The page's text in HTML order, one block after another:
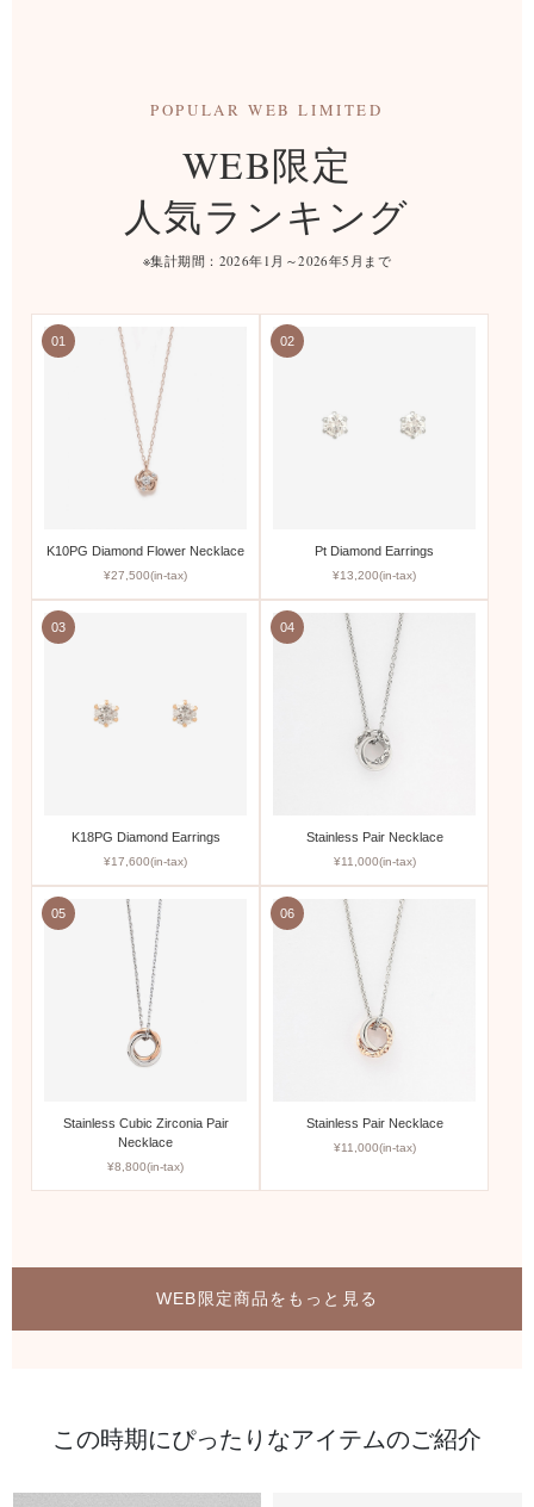
POPULAR WEB LIMITED
WEB限定
人気ランキング
※集計期間：2026年1月～2026年5月まで
01
K10PG Diamond Flower Necklace
¥27,500(in-tax)
02
Pt Diamond Earrings
¥13,200(in-tax)
03
K18PG Diamond Earrings
¥17,600(in-tax)
04
Stainless Pair Necklace
¥11,000(in-tax)
05
Stainless Cubic Zirconia Pair
Necklace
¥8,800(in-tax)
06
Stainless Pair Necklace
¥11,000(in-tax)
WEB限定商品をもっと見る
この時期にぴったりなアイテムのご紹介